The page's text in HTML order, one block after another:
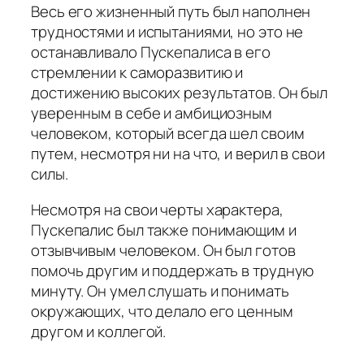
Весь его жизненный путь был наполнен
трудностями и испытаниями, но это не
останавливало Пускепалиса в его
стремлении к саморазвитию и
достижению высоких результатов. Он был
уверенным в себе и амбициозным
человеком, который всегда шел своим
путем, несмотря ни на что, и верил в свои
силы.
Несмотря на свои черты характера,
Пускепалис был также понимающим и
отзывчивым человеком. Он был готов
помочь другим и поддержать в трудную
минуту. Он умел слушать и понимать
окружающих, что делало его ценным
другом и коллегой.